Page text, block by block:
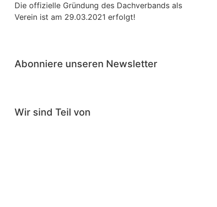
Die offizielle Gründung des Dachverbands als
Verein ist am 29.03.2021 erfolgt!
Abonniere unseren Newsletter
Wir sind Teil von